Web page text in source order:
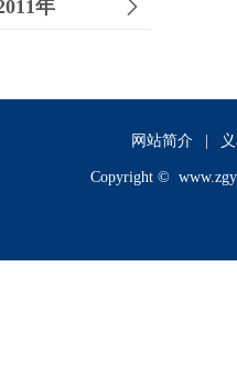
年
年
网站简介
Copyright ©